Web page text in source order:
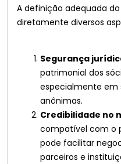
A definição adequada
diretamente diversos
Segurança
patrimonial dos
especialmente em
anônimas.
Credibilidade no
compatível com o
pode facilitar
parceiros e